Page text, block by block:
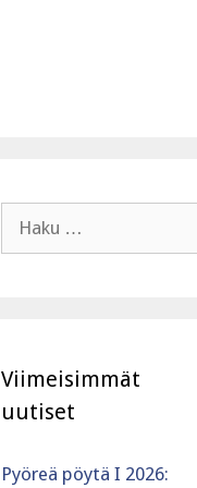
Viimeisimmät
uutiset
Pyöreä pöytä I 2026: